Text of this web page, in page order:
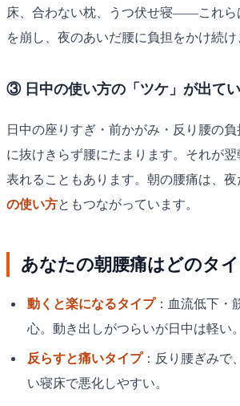
床、合わない枕、うつ伏せ寝——これら
を崩し、夜のあいだ腰に負担をかけ続け
③ 日中の使い方の「ツケ」が出て
日中の座りすぎ・前かがみ・反り腰の
に抜けきらず腰にたまります。それが
表れることもあります。朝の腰痛は、夜
の使い方ともつながっています。
あなたの朝腰痛はどのタイ
動くと楽になるタイプ：血流低下・
心。動き出しがつらいが日中は軽い。
反らすと痛いタイプ：反り腰ぎみで
い寝床で悪化しやすい。